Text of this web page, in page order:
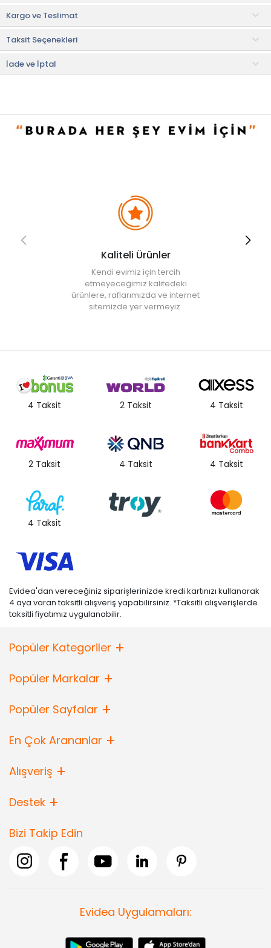
Kullanım ve Bakım Bilgileri
• Nemli bez ile kolaylıkla temizlenebilir.
• Elde ve makinede yıkama yapılmamalıdır.
Faydalı Bilgiler & İpuçları
• Sürekli sulama, toprak değişimi, yeterli ışık gibi çeşitli faktörlere
ihtiyaç duymaz.
• Polen yaymazlar. Polen alerjisi olanlar da gönül rahatlığıyla
evlerinde kullanabilir.
• " Ürün görsellerinde ışık, ortam ve dijital düzenlemelere bağlı
olarak renk ve doku farklılıkları oluşabilir. "
Kargo ve Teslimat
Taksit Seçenekleri
İade ve İptal
Kaliteli Ürünler
Kendi evimiz için tercih
etmeyeceğimiz kalitedeki
ürünlere, raflarımızda ve internet
sitemizde yer vermeyiz.
4 Taksit 2 Taksit 4 Taksit
2 Taksit 4 Taksit 4 Taksit
4 Taksit
Evidea'dan vereceğiniz siparişlerinizde kredi kartınızı kullanarak
4 aya varan taksitli alışveriş yapabilirsiniz. *Taksitli alışverişlerde
taksitli fiyatımız uygulanabilir.
Popüler Kategoriler
Popüler Markalar
Popüler Sayfalar
En Çok Arananlar
Alışveriş
Destek
Bizi Takip Edin
Evidea Uygulamaları: